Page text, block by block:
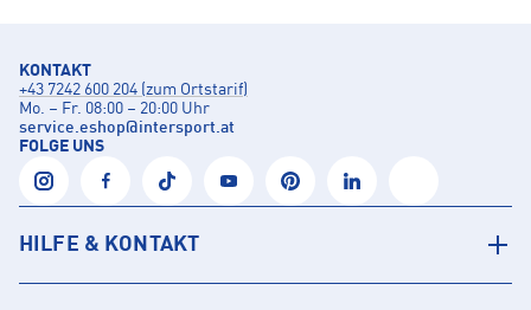
KONTAKT
+43 7242 600 204 (zum Ortstarif)
Mo. – Fr. 08:00 – 20:00 Uhr
service.eshop@intersport.at
FOLGE UNS
HILFE & KONTAKT